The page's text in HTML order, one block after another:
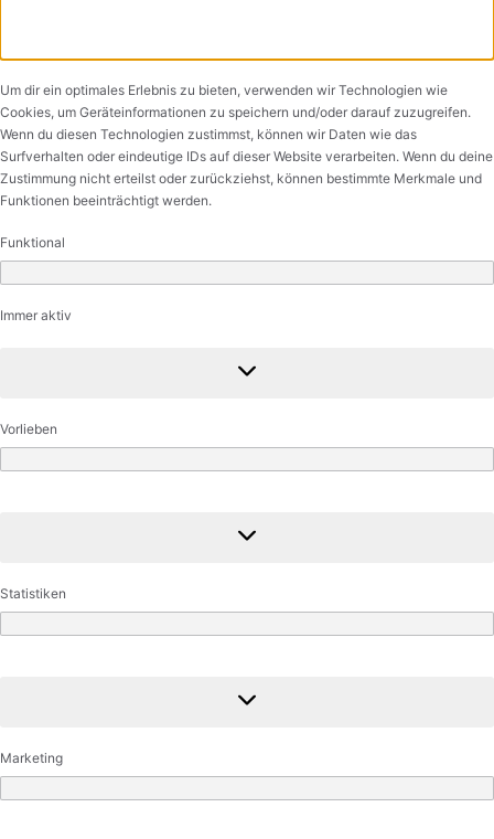
Um dir ein optimales Erlebnis zu bieten, verwenden wir Technologien wie
Cookies, um Geräteinformationen zu speichern und/oder darauf zuzugreifen.
Wenn du diesen Technologien zustimmst, können wir Daten wie das
Surfverhalten oder eindeutige IDs auf dieser Website verarbeiten. Wenn du deine
Zustimmung nicht erteilst oder zurückziehst, können bestimmte Merkmale und
Funktionen beeinträchtigt werden.
Funktional
Funktional
Immer aktiv
Vorlieben
Statistiken
Marketing